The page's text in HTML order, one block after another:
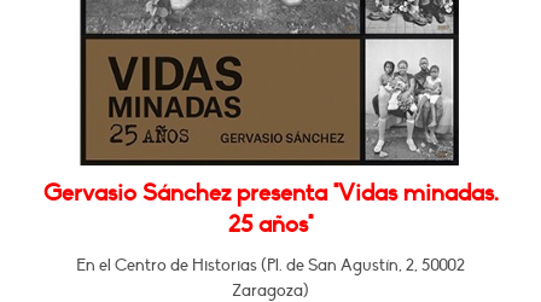
Gervasio Sánchez presenta "Vidas minadas.
25 años"
En el Centro de Historias (Pl. de San Agustín, 2, 50002
Zaragoza)